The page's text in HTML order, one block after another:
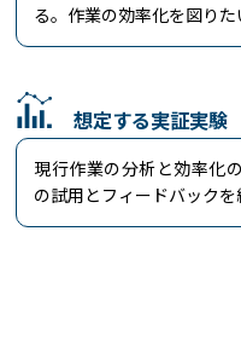
る。作業の効率化を図りた
想定する実証実験
現行作業の分析と効率化
の試用とフィードバック